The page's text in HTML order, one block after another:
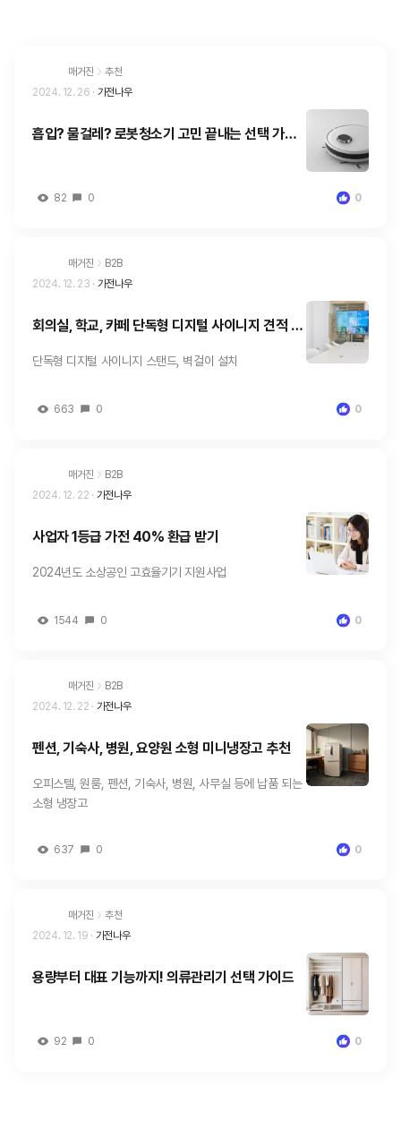
매거진
추천
2024. 12. 26 · 가전나우
흡입? 물걸레? 로봇청소기 고민 끝내는 선택 가이
82 0 0
매거진
B2B
2024. 12. 23 · 가전나우
회의실, 학교, 카페 단독형 디지털 사이니지 견적 및
단독형 디지털 사이니지 스탠드, 벽걸이 설치
663 0 0
매거진
B2B
2024. 12. 22 · 가전나우
사업자 1등급 가전 40% 환급 받기
2024년도 소상공인 고효율기기 지원사업
1544 0 0
매거진
B2B
2024. 12. 22 · 가전나우
펜션, 기숙사, 병원, 요양원 소형 미니냉장고 추천
오피스텔, 원룸, 펜션, 기숙사, 병원, 사무실 등에 납품 되는
소형 냉장고
637 0 0
매거진
추천
2024. 12. 19 · 가전나우
용량부터 대표 기능까지! 의류관리기 선택 가이드
92 0 0